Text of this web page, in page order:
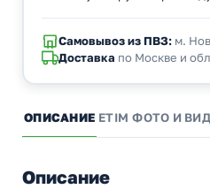
Самовывоз из ПВЗ:м.
Доставка по Москве и
ОПИСАНИЕ ETIM ФОТО И
Описание